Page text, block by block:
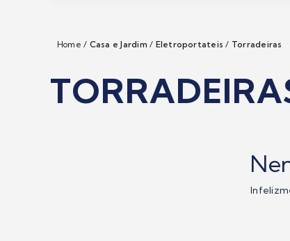
Home / Casa e Jardim / Eletroportateis / Torradeiras